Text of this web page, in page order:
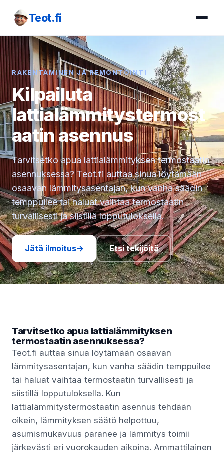
Teot.fi
RAKENTAMINEN JA REMONTOINTI
Kilpailuta
lattialämmitystermost
aatin asennus
Tarvitsetko apua lattialämmityksen termostaatin
asennuksessa? Teot.fi auttaa sinua löytämään
osaavan lämmitysasentajan, kun vanha säädin
temppuilee tai haluat vaihtaa termostaatin
turvallisesti ja siistillä lopputuloksella.
Jätä ilmoitus→ Etsi tekijöitä
Tarvitsetko apua lattialämmityksen
termostaatin asennuksessa?
Teot.fi auttaa sinua löytämään osaavan
lämmitysasentajan, kun vanha säädin temppuilee
tai haluat vaihtaa termostaatin turvallisesti ja
siistillä lopputuloksella. Kun
lattialämmitystermostaatin asennus tehdään
oikein, lämmityksen säätö helpottuu,
asumismukavuus paranee ja lämmitys toimii
järkevästi eri vuorokauden aikoina. Ammattilainen